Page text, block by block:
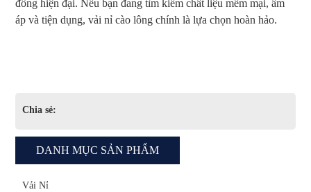
đông hiện đại. Nếu bạn đang tìm kiếm chất liệu mềm mại, ấm
áp và tiện dụng, vải nỉ cào lông chính là lựa chọn hoàn hảo.
Chia sẻ:
DANH MỤC SẢN PHẨM
Vải Nỉ